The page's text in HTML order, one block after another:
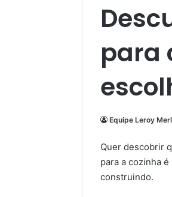
para
Equipe Leroy
Quer descobrir
para a cozinha
construindo.